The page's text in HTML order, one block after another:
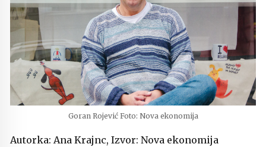
Goran Rojević Foto: Nova ekonomija
Autorka: Ana Krajnc, Izvor: Nova ekonomija